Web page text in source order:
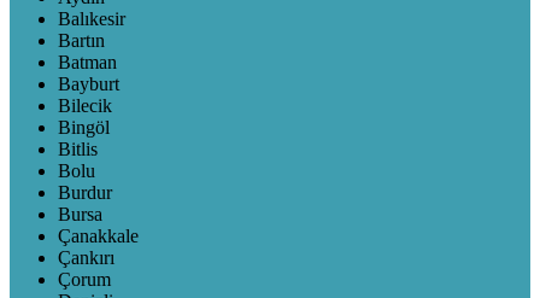
Balıkesir
Bartın
Batman
Bayburt
Bilecik
Bingöl
Bitlis
Bolu
Burdur
Bursa
Çanakkale
Çankırı
Çorum